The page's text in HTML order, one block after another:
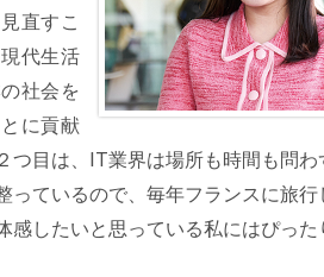
直すこ
代生活
社会を
に貢献
つ目は、IT業界は場所も時間も問わ
っているので、毎年フランスに旅行
感したいと思っている私にはぴった